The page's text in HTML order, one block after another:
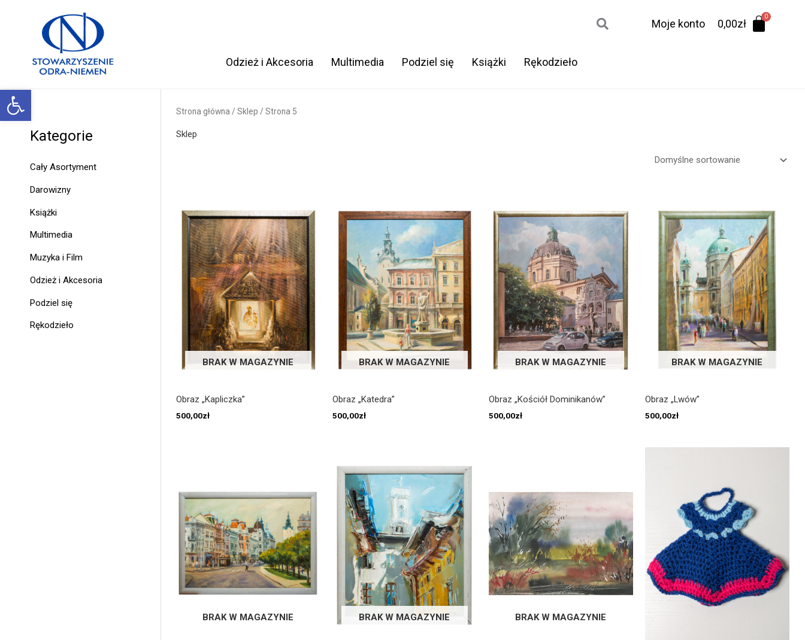
Otwórz pasek narzędzi
Moje konto 0,00zł
Odzież i Akcesoria Multimedia Podziel się Książki Rękodzieło
Kategorie
Cały Asortyment
Darowizny
Książki
Multimedia
Muzyka i Film
Odzież i Akcesoria
Podziel się
Rękodzieło
Strona główna / Sklep / Strona 5
Sklep
BRAK W MAGAZYNIE
Obraz „Kapliczka”
500,00zł
BRAK W MAGAZYNIE
Obraz „Katedra”
500,00zł
BRAK W MAGAZYNIE
Obraz „Kościół Dominikanów”
500,00zł
BRAK W MAGAZYNIE
Obraz „Lwów”
500,00zł
BRAK W MAGAZYNIE BRAK W MAGAZYNIE BRAK W MAGAZYNIE